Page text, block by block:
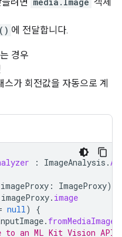
에 전달합니다.
경우
스가 회전값을 자동으로 계
: ImageAnalysis .
imageProxy : ImageProxy)
imageProxy. image
null)
{
. fromMediaImage
to an ML Kit Vision API